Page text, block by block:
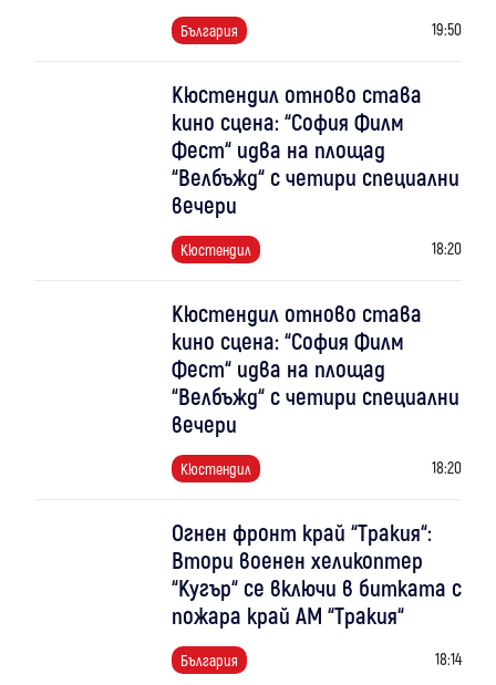
България 19:50
Кюстендил отново става
кино сцена: “София Филм
Фест“ идва на площад
“Велбъжд“ с четири специални
вечери
Кюстендил 18:20
Кюстендил отново става
кино сцена: “София Филм
Фест“ идва на площад
“Велбъжд“ с четири специални
вечери
Кюстендил 18:20
Огнен фронт край “Тракия“:
Втори военен хеликоптер
“Кугър“ се включи в битката с
пожара край АМ “Тракия“
България 18:14